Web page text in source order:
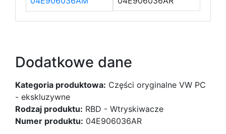
Dodatkowe dane
Kategoria produktowa: Części oryginalne VW PC
- ekskluzywne
Rodzaj produktu: RBD - Wtryskiwacze
Numer produktu: 04E906036AR